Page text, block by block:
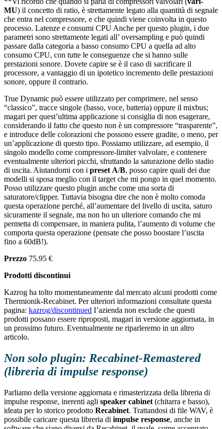
MU) il concetto di ratio, è strettamente legato alla quantità di segnale
che entra nel compressore, e che quindi viene coinvolta in questo
processo. Latenze e consumi CPU Anche per questo plugin, i due
parametri sono strettamente legati all’ oversampling e può quindi
passare dalla categoria a basso consumo CPU a quella ad alto
consumo CPU, con tutte le conseguenze che si hanno sulle
prestazioni sonore. Dovete capire se è il caso di sacrificare il
processore, a vantaggio di un ipotetico incremento delle prestazioni
sonore, oppure il contrario.
True Dynamic può essere utilizzato per comprimere, nel senso
“classico”, tracce singole (basso, voce, batteria) oppure il mixbus;
magari per quest’ultima applicazione si consiglia di non esagerare,
considerando il fatto che questo non è un compressore “trasparente”,
e introduce delle colorazioni che possono essere gradite, o meno, per
un’applicazione di questo tipo. Possiamo utilizzare, ad esempio, il
singolo modello come compressore-limiter valvolare, e contenere
eventualmente ulteriori picchi, sfruttando la saturazione dello stadio
di uscita. Aiutandomi con i preset A/B, posso capire quali dei due
modelli si sposa meglio con il target che mi pongo in quel momento.
Posso utilizzare questo plugin anche come una sorta di
saturatore/clipper. Tuttavia bisogna dire che non è molto comoda
questa operazione perché, all’aumentare del livello di uscita, saturo
sicuramente il segnale, ma non ho un ulteriore comando che mi
permetta di compensare, in maniera pulita, l’aumento di volume che
comporta questa operazione (pensate che posso boostare l’uscita
fino a 60dB!).
Prezzo 75.95 €
Prodotti discontinui
Kazrog ha tolto momentaneamente dal mercato alcuni prodotti come
Thermionik-Recabinet. Per ulteriori informazioni consultate questa
pagina: kazrog/discontinued I’azienda non esclude che questi
prodotti possano essere riproposti, magari in versione aggiornata, in
un prossimo futuro. Eventualmente ne riparleremo in un altro
articolo.
Non solo plugin: Recabinet-Remastered
(libreria di impulse response)
Parliamo della versione aggiornata e rimasterizzata della libreria di
impulse response, inerenti agli speaker cabinet (chitarra e basso),
ideata per lo storico prodotto Recabinet. Trattandosi di file WAV, è
possibile caricare questa libreria di impulse response, anche in